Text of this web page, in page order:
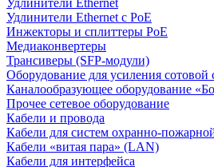
Удлинители Ethernet
Удлинители Ethernet с PoE
Инжекторы и сплиттеры PoE
Медиаконвертеры
Трансиверы (SFP-модули)
Оборудование для усиления сотовой
Каналообразующее оборудование
Прочее сетевое оборудование
Кабели и провода
Кабели для систем охранно-
Кабели «витая пара» (LAN)
Кабели для интерфейса